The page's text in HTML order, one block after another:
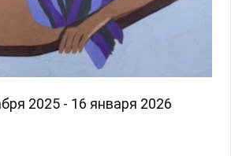
2025 - 16 января 2026